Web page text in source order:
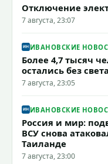
Отключение
7 августа, 23:07
ИВАНОВСКИЕ
Более 4,7 тысяч
остались без
7 августа, 23:05
ИВАНОВСКИЕ
Россия и мир:
ВСУ снова
Таиланде
7 августа, 23:00